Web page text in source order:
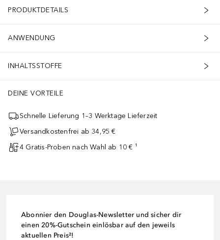
PRODUKTDETAILS
ANWENDUNG
INHALTSSTOFFE
DEINE VORTEILE
Schnelle Lieferung 1–3 Werktage Lieferzeit
Versandkostenfrei ab 34,95 €
4 Gratis-Proben nach Wahl ab 10 € ¹
Abonnier den Douglas-Newsletter und sicher dir
einen 20%-Gutschein einlösbar auf den jeweils
aktuellen Preis²!